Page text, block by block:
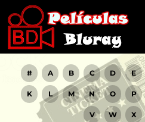
# A B C D E
K L M N O P
V W X